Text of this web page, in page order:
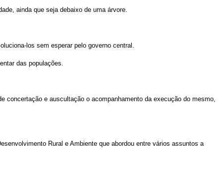
ainda que seja debaixo de uma árvore.
los sem esperar pelo governo central.
das populações.
e auscultação o acompanhamento da execução do mesmo,
Rural e Ambiente que abordou entre vários assuntos a